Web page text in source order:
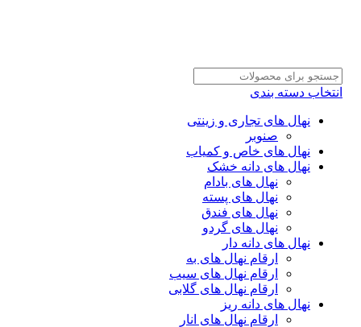
انتخاب دسته بندی
نهال های تجاری و زینتی
صنوبر
نهال های خاص و کمیاب
نهال های دانه خشک
نهال های بادام
نهال های پسته
نهال های فندق
نهال های گردو
نهال های دانه دار
ارقام نهال های به
ارقام نهال های سیب
ارقام نهال های گلابی
نهال های دانه ریز
ارقام نهال های انار